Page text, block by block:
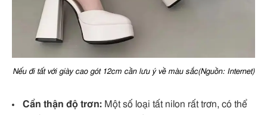
Nếu đi tất với giày cao gót 12cm cần lưu ý về màu sắc(Nguồn: Internet)
Cẩn thận độ trơn: Một số loại tất nilon rất trơn, có thể